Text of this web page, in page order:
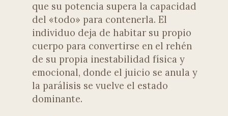
que su potencia supera la capacidad
del «todo» para contenerla. El
individuo deja de habitar su propio
cuerpo para convertirse en el rehén
de su propia inestabilidad física y
emocional, donde el juicio se anula y
la parálisis se vuelve el estado
dominante.